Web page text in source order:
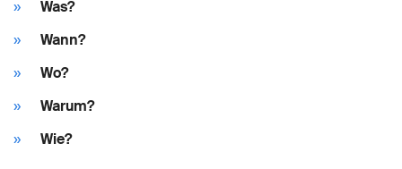
Was?
Wann?
Wo?
Warum?
Wie?